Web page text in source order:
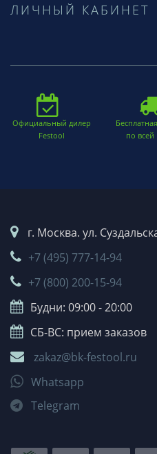
ЛИЧНЫЙ КАБИНЕТ
Официальный дилер
Festool
по всей
г. Москва. ул.
+7 (495) 777-14-94
+7 (800) 200-15-94
Будни: 09:00 - 20:00
СБ-ВС: прием заказов
zakaz@bk-festool.ru
Whatsapp
Telegram